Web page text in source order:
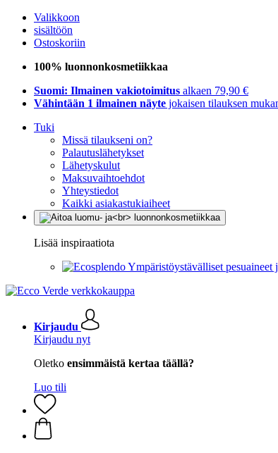
Valikkoon
sisältöön
Ostoskoriin
100% luonnonkosmetiikkaa
Suomi: Ilmainen vakiotoimitus alkaen 79,90 €
Vähintään 1 ilmainen näyte jokaisen tilauksen
Tuki
Missä tilaukseni on?
Palautuslähetykset
Lähetyskulut
Maksuvaihtoehdot
Yhteystiedot
Kaikki asiakastukiaiheet
Lisää inspiraatiota
Ympäristöystävälliset pesuaineet
Kirjaudu
Kirjaudu nyt
Oletko ensimmäistä kertaa täällä?
Luo tili